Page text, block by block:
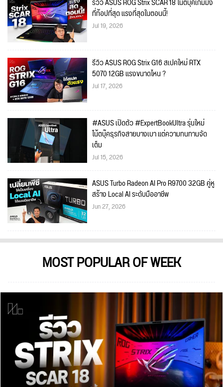
ที่ท้อปที่สุด แรงที่สุดในตอนนี้!
Jul 19, 2026
รีวิว ASUS ROG Strix G16 สเปคใหม่ RTX
5070 12GB แรงขนาดไหน ?
Jul 17, 2026
#ASUS เปิดตัว #ExpertBookUltra รุ่นใหม่
โน้ตบุ๊คธุรกิจสายบางเบา แต่ความทนทานจัด
เต็ม
Jul 15, 2026
ASUS Turbo Radeon AI Pro R9700 32GB คู่หู
สร้าง Local AI ระดับมืออาชีพ
Jun 27, 2026
MOST POPULAR OF WEEK